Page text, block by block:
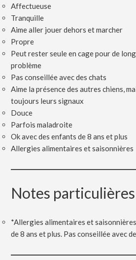
Affectueuse
Tranquille
Aime aller jouer dehors et marcher
Propre
Peut rester seule en cage pour de
problème
Pas conseillée avec des chats
Aime la présence des autres chiens,
toujours leurs signaux
Douce
Parfois maladroite
Ok avec des enfants de 8 ans et plus
Allergies alimentaires et saisonnières
Notes particulières
*Allergies alimentaires et
de 8 ans et plus. Pas conseillée avec